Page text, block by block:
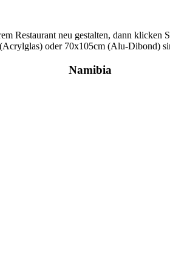
Restaurant neu gestalten, dann
oder 70x105cm (Alu-Dibond)
Namibia